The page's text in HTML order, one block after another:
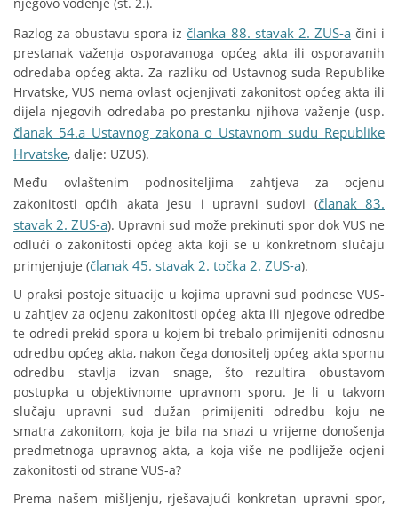
Razlog za obustavu spora iz članka 88. stavak 2. ZUS-ačini i
prestanak važenja osporavanoga općeg akta ili osporavanih
odredaba općeg akta. Za razliku od Ustavnog suda Republike
Hrvatske, VUS nema ovlast ocjenjivati zakonitost općeg akta ili
dijela njegovih odredaba po prestanku njihova važenje (usp.
članak 54.a Ustavnog zakona o Ustavnom sudu Republike
Hrvatske, dalje: UZUS).
Među ovlaštenim podnositeljima zahtjeva za ocjenu
zakonitosti općih akata jesu i upravni sudovi (članak 83.
stavak 2. ZUS-a). Upravni sud može prekinuti spor dok VUS ne
odluči o zakonitosti općeg akta koji se u konkretnom slučaju
primjenjuje (članak 45. stavak 2. točka 2. ZUS-a).
U praksi postoje situacije u kojima upravni sud podnese VUS-
u zahtjev za ocjenu zakonitosti općeg akta ili njegove odredbe
te odredi prekid spora u kojem bi trebalo primijeniti odnosnu
odredbu općeg akta, nakon čega donositelj općeg akta spornu
odredbu stavlja izvan snage, što rezultira obustavom
postupka u objektivnome upravnom sporu. Je li u takvom
slučaju upravni sud dužan primijeniti odredbu koju ne
smatra zakonitom, koja je bila na snazi u vrijeme donošenja
predmetnoga upravnog akta, a koja više ne podliježe ocjeni
zakonitosti od strane VUS-a?
Prema našem mišljenju, rješavajući konkretan upravni spor,